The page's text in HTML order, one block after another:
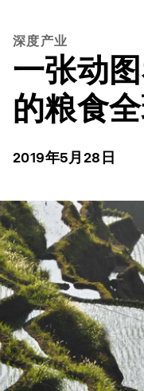
深度产业
一张动
的粮食
2019年5月28日